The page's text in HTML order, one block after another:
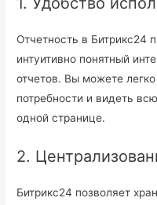
Отчетность в Битрикс24
интуитивно понятный
отчетов. Вы можете
потребности и видеть
одной странице.
2.
Битрикс24 позволяет